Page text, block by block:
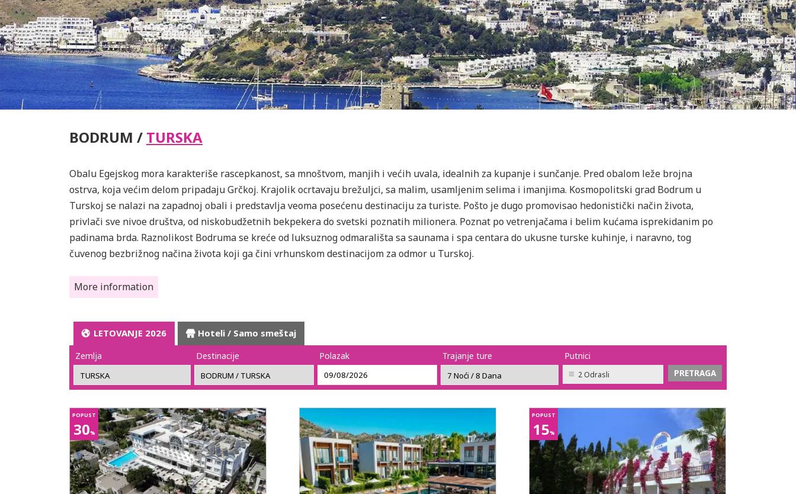
BODRUM / TURSKA
Obalu Egejskog mora karakteriše rascepkanost, sa mnoštvom, manjih i većih uvala, idealnih za kupanje i sunčanje. Pred obalom leže brojna
ostrva, koja većim delom pripadaju Grčkoj. Krajolik ocrtavaju brežuljci, sa malim, usamljenim selima i imanjima. Kosmopolitski grad Bodrum u
Turskoj se nalazi na zapadnoj obali i predstavlja veoma posećenu destinaciju za turiste. Pošto je dugo promovisao hedonistički način života,
privlači sve nivoe društva, od niskobudžetnih bekpekera do svetski poznatih milionera. Poznat po vetrenjačama i belim kućama isprekidanim po
padinama brda. Raznolikost Bodruma se kreće od luksuznog odmarališta sa saunama i spa centara do ukusne turske kuhinje, i naravno, tog
čuvenog bezbrižnog načina života koji ga čini vrhunskom destinacijom za odmor u Turskoj.
More information
LETOVANJE 2026 Hoteli / Samo smeštaj
Zemlja Destinacije Polazak Trajanje ture Putnici
2 Odrasli
POPUST
30%
POPUST
15%